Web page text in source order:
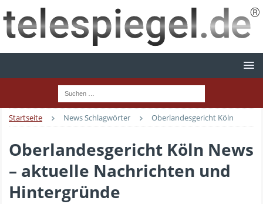
Startseite News Schlagwörter Oberlandesgericht Köln
Oberlandesgericht Köln News
– aktuelle Nachrichten und
Hintergründe